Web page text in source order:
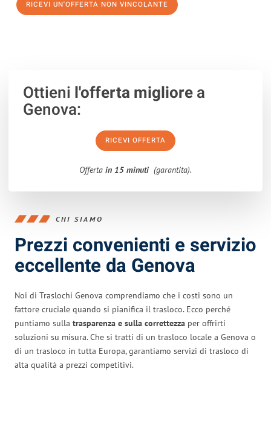
RICEVI UN'OFFERTA NON VINCOLANTE
Ottieni l'offerta migliorea
Genova:
RICEVI OFFERTA
Offerta in 15 minuti (garantita).
CHI SIAMO
Prezzi convenienti e servizio
eccellente da Genova
Noi di Traslochi Genova comprendiamo che i costi sono un
fattore cruciale quando si pianifica il trasloco. Ecco perché
puntiamo sulla trasparenza e sulla correttezza per offrirti
soluzioni su misura. Che si tratti di un trasloco locale a Genova o
di un trasloco in tutta Europa, garantiamo servizi di trasloco di
alta qualità a prezzi competitivi.